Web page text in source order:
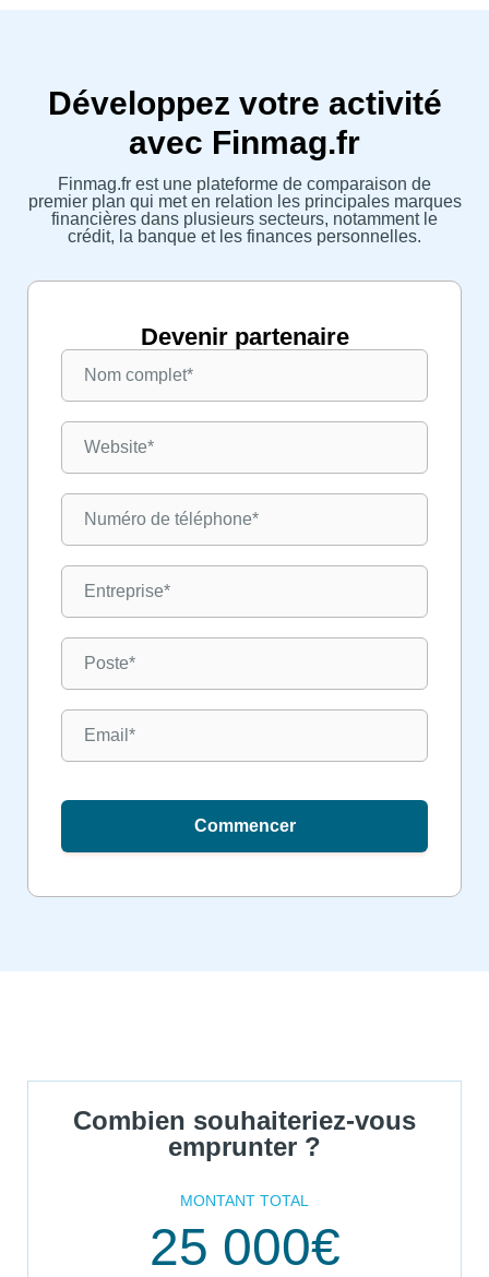
Développez votre activité
avec Finmag.fr
Finmag.fr est une plateforme de comparaison de
premier plan qui met en relation les principales marques
financières dans plusieurs secteurs, notamment le
crédit, la banque et les finances personnelles.
Devenir partenaire
Commencer
Combien souhaiteriez-vous
emprunter ?
MONTANT TOTAL
25 000€